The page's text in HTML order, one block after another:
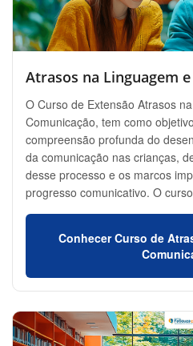
Atrasos na Linguagem
O Curso de Extensão Atrasos
Comunicação, tem como
compreensão profunda do
da comunicação nas crianças,
desse processo e os marcos
progresso comunicativo. O
Conhecer Curso de